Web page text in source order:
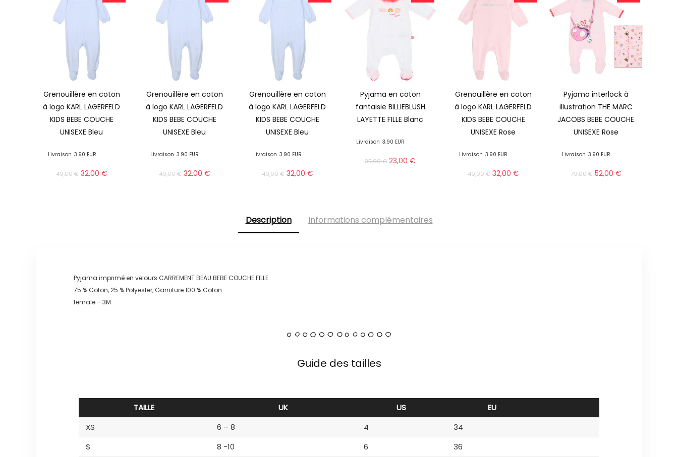
Grenouillère en coton
à logo KARL LAGERFELD
KIDS BEBE COUCHE
UNISEXE Bleu
Livraison 3.90 EUR
49,00€ 32,00 €
Grenouillère en coton
à logo KARL LAGERFELD
KIDS BEBE COUCHE
UNISEXE Bleu
Livraison 3.90 EUR
49,00€ 32,00 €
Grenouillère en coton
à logo KARL LAGERFELD
KIDS BEBE COUCHE
UNISEXE Bleu
Livraison 3.90 EUR
49,00€ 32,00 €
Pyjama en coton
fantaisie BILLIEBLUSH
LAYETTE FILLE Blanc
Livraison 3.90 EUR
35,00€ 23,00€
Grenouillère en coton
à logo KARL LAGERFELD
KIDS BEBE COUCHE
UNISEXE Rose
Livraison 3.90 EUR
49,00€ 32,00 €
Pyjama interlock à
illustration THE MARC
JACOBS BEBE COUCHE
UNISEXE Rose
Livraison 3.90 EUR
79,00€ 52,00 €
Description Informations complémentaires
Pyjama imprimé en velours CARREMENT BEAU BEBE COUCHE FILLE
75 % Coton, 25 % Polyester, Garniture 100 % Coton
female – 3M
Guide des tailles
TAILLE UK US
EU
XS
6 – 8 4
34
S
8 -10 6
36